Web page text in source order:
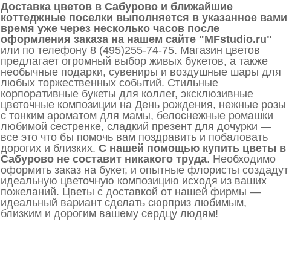
Доставка цветов в Сабурово и ближайшие
коттеджные поселки выполняется в указанное вами
время уже через несколько часов после
оформления заказа на нашем сайте "MFstudio.ru"
или по телефону 8 (495)255-74-75. Магазин цветов
предлагает огромный выбор живых букетов, а также
необычные подарки, сувениры и воздушные шары для
любых торжественных событий. Стильные
корпоративные букеты для коллег, эксклюзивные
цветочные композиции на День рождения, нежные розы
с тонким ароматом для мамы, белоснежные ромашки
любимой сестренке, сладкий презент для дочурки —
все это что бы помочь вам поздравить и побаловать
дорогих и близких. С нашей помощью купить цветы в
Сабурово не составит никакого труда. Необходимо
оформить заказ на букет, и опытные флористы создадут
идеальную цветочную композицию исходя из ваших
пожеланий. Цветы с доставкой от нашей фирмы —
идеальный вариант сделать сюрприз любимым,
близким и дорогим вашему сердцу людям!